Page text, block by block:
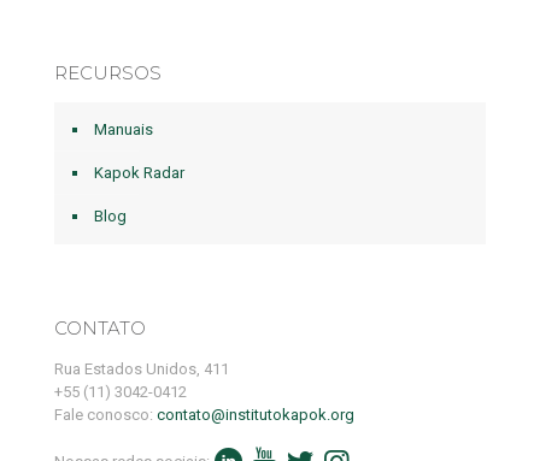
RECURSOS
Manuais
Kapok Radar
Blog
CONTATO
Rua Estados Unidos, 411
+55 (11) 3042-0412
Fale conosco: contato@institutokapok.org